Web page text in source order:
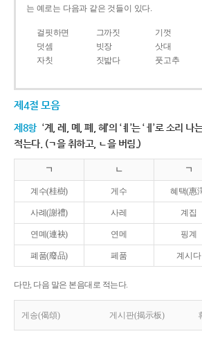
는 예로는 다음과 같은 것들이 있다.
걸핏하면 그까짓 기껏
덧셈
빗장 삿대
자칫
짓밟다 풋고추
제4절 모음
제8항 ‘계, 례, 몌, 폐, 혜’의 ‘ㅖ’는 ‘ㅔ’로 소리 나
적는다. (ㄱ을 취하고, ㄴ을 버림.)
ㄱ ㄴ ㄱ
계수(桂樹) 게수 혜택(惠
사례(謝禮) 사레 계집
연몌(連袂) 연메 핑계
폐품(廢品) 페품 계시다
다만, 다음 말은 본음대로 적는다.
게송(偈頌) 게시판(揭示板)